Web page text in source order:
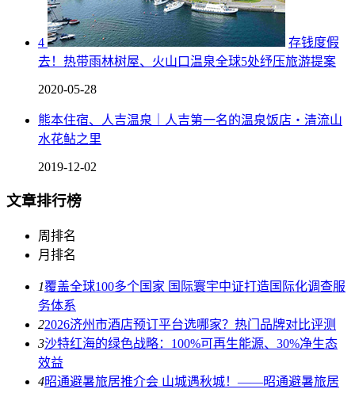
4
存钱度假
去！热带雨林树屋、火山口温泉全球5处纾压旅游提案
2020-05-28
熊本住宿、人吉温泉｜人吉第一名的温泉饭店・清流山
水花鲇之里
2019-12-02
文章排行榜
周排名
月排名
1覆盖全球100多个国家 国际寰宇中证打造国际化调查服
务体系
22026济州市酒店预订平台选哪家？热门品牌对比评测
3沙特红海的绿色战略：100%可再生能源、30%净生态
效益
4昭通避暑旅居推介会 山城遇秋城！——昭通避暑旅居